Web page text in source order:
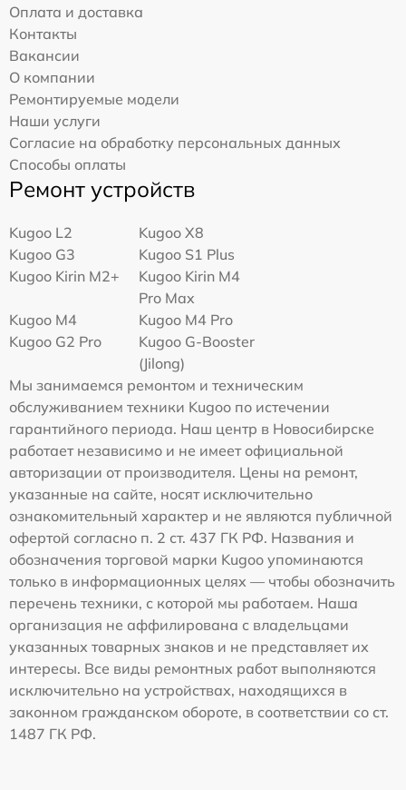
Оплата и доставка
Контакты
Вакансии
О компании
Ремонтируемые модели
Наши услуги
Согласие на обработку персональных данных
Способы оплаты
Ремонт устройств
Kugoo L2
Kugoo X8
Kugoo G3
Kugoo S1 Plus
Kugoo Kirin M2+
Kugoo Kirin M4
Pro Max
Kugoo M4
Kugoo M4 Pro
Kugoo G2 Pro
Kugoo G-Booster
(Jilong)
Мы занимаемся ремонтом и техническим
обслуживанием техники Kugoo по истечении
гарантийного периода. Наш центр в Новосибирске
работает независимо и не имеет официальной
авторизации от производителя. Цены на ремонт,
указанные на сайте, носят исключительно
ознакомительный характер и не являются публичной
офертой согласно п. 2 ст. 437 ГК РФ. Названия и
обозначения торговой марки Kugoo упоминаются
только в информационных целях — чтобы обозначить
перечень техники, с которой мы работаем. Наша
организация не аффилирована с владельцами
указанных товарных знаков и не представляет их
интересы. Все виды ремонтных работ выполняются
исключительно на устройствах, находящихся в
законном гражданском обороте, в соответствии со ст.
1487 ГК РФ.